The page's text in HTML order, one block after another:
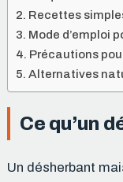
Recettes
Mode d’emploi
Précautions
Alternatives
Ce qu’un
Un désherbant